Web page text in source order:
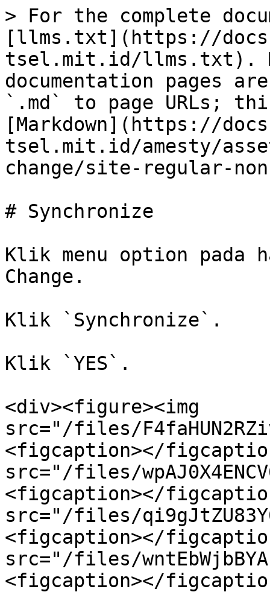
> For the complete
[llms.txt](https://
tsel.mit.id/llms.txt).
documentation pages
`.md` to page URLs;
[Markdown](https://
tsel.mit.id/amesty/
change/site-regular-
# Synchronize
Klik menu option pada
Change.
Klik `Synchronize`.
Klik `YES`.
<div><figure><img
src="/files/
<figcaption></
src="/files/
<figcaption></
src="/files/
<figcaption></
src="/files/
<figcaption></